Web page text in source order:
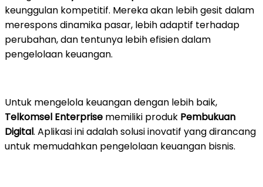
keunggulan kompetitif. Mereka akan lebih gesit dalam
merespons dinamika pasar, lebih adaptif terhadap
perubahan, dan tentunya lebih efisien dalam
pengelolaan keuangan.
Untuk mengelola keuangan dengan lebih baik,
Telkomsel Enterprise memiliki produk Pembukuan
Digital. Aplikasi ini adalah solusi inovatif yang dirancang
untuk memudahkan pengelolaan keuangan bisnis.